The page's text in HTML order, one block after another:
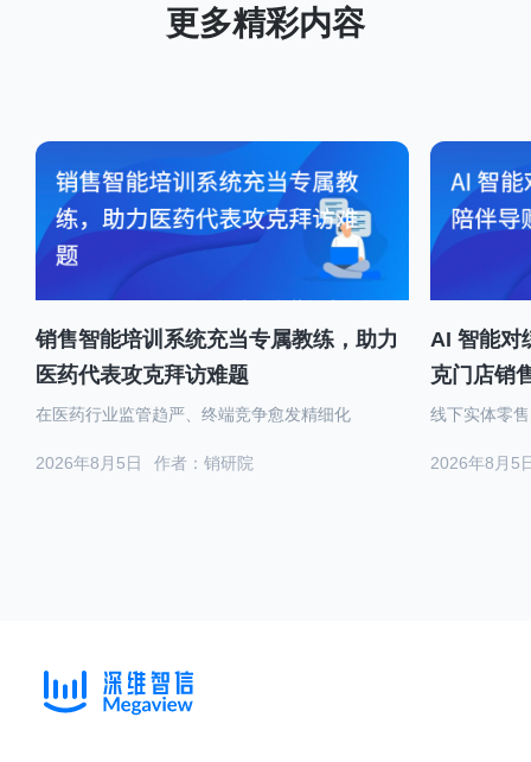
销售智能培训系统充当专属教练，助力
医药代表攻克拜访难题
作者：销研院
2026年8月5日
在医药行业监管趋严、终端竞争愈发精细化
AI 智能对
克门店销
2026年8月5
线下实体零